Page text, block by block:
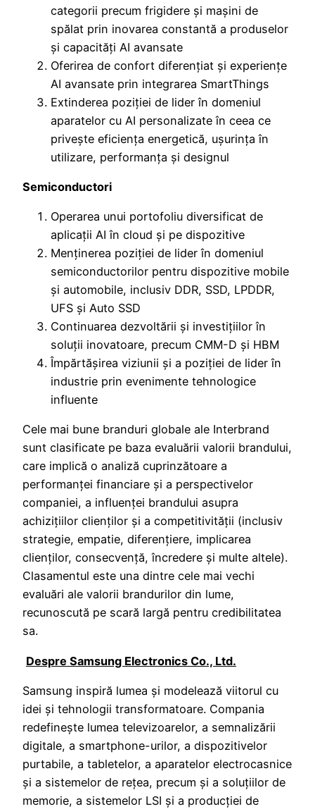
categorii precum frigidere și mașini de
spălat prin inovarea constantă a produselor
și capacități AI avansate
Oferirea de confort diferențiat și experiențe
AI avansate prin integrarea SmartThings
Extinderea poziției de lider în domeniul
aparatelor cu AI personalizate în ceea ce
privește eficiența energetică, ușurința în
utilizare, performanța și designul
Semiconductori
Operarea unui portofoliu diversificat de
aplicații AI în cloud și pe dispozitive
Menținerea poziției de lider în domeniul
semiconductorilor pentru dispozitive mobile
și automobile, inclusiv DDR, SSD, LPDDR,
UFS și Auto SSD
Continuarea dezvoltării și investițiilor în
soluții inovatoare, precum CMM-D și HBM
Împărtășirea viziunii și a poziției de lider în
industrie prin evenimente tehnologice
influente
Cele mai bune branduri globale ale Interbrand
sunt clasificate pe baza evaluării valorii brandului,
care implică o analiză cuprinzătoare a
performanței financiare și a perspectivelor
companiei, a influenței brandului asupra
achizițiilor clienților și a competitivității (inclusiv
strategie, empatie, diferențiere, implicarea
clienților, consecvență, încredere și multe altele).
Clasamentul este una dintre cele mai vechi
evaluări ale valorii brandurilor din lume,
recunoscută pe scară largă pentru credibilitatea
sa.
Despre Samsung Electronics Co., Ltd.
Samsung inspiră lumea și modelează viitorul cu
idei și tehnologii transformatoare. Compania
redefinește lumea televizoarelor, a semnalizării
digitale, a smartphone-urilor, a dispozitivelor
purtabile, a tabletelor, a aparatelor electrocasnice
și a sistemelor de rețea, precum și a soluțiilor de
memorie, a sistemelor LSI și a producției de